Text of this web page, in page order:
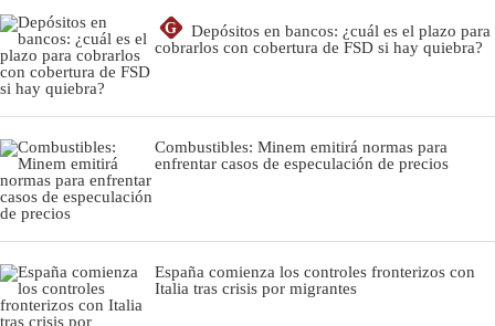
G
Depósitos en bancos: ¿cuál es el plazo para
cobrarlos con cobertura de FSD si hay quiebra?
Combustibles: Minem emitirá normas para
enfrentar casos de especulación de precios
España comienza los controles fronterizos con
Italia tras crisis por migrantes